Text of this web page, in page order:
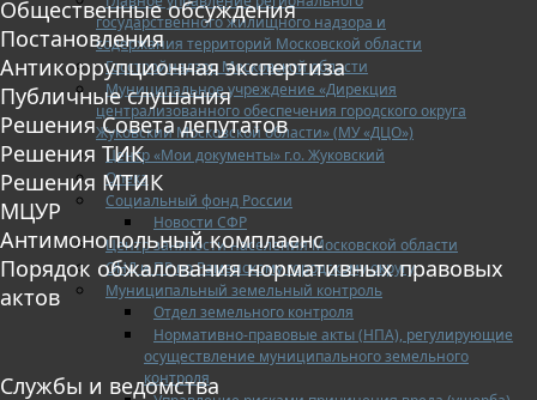
государственного жилищного надзора и
содержания территорий Московской области
Госстройнадзор Московской области
Муниципальное учреждение «Дирекция
централизованного обеспечения городского округа
Жуковский Московской области» (МУ «ДЦО»)
Центр «Мои документы» г.о. Жуковский
Опека
Социальный фонд России
Новости СФР
Центр занятости населения Московской области
ОНД и ПР по Раменскому городскому округу
Муниципальный земельный контроль
Отдел земельного контроля
Нормативно-правовые акты (НПА), регулирующие
осуществление муниципального земельного
контроля
Общественные обсуждения
Постановления
Антикоррупционная экспертиза
Публичные слушания
Решения Совета депутатов
Решения ТИК
Решения МТИК
МЦУР
Антимонопольный комплаенс
Порядок обжалования нормативных правовых
актов
Службы и ведомства